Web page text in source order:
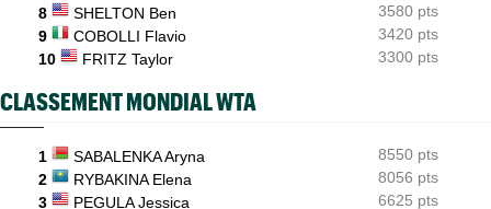
8
SHELTON Ben
3580 pts
9
COBOLLI Flavio
3420 pts
10
FRITZ Taylor 3300 pts
CLASSEMENT MONDIAL WTA
1 SABALENKA Aryna
8550 pts
2
RYBAKINA Elena
8056 pts
3
PEGULA Jessica
6625 pts